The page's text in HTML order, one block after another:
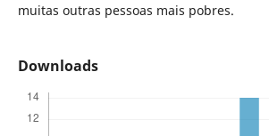
muitas outras pessoas mais pobres.
Downloads